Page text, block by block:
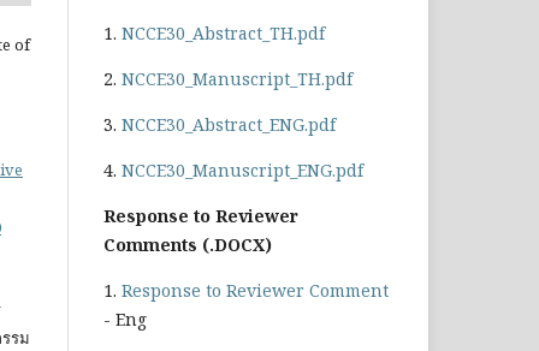
of
รม
1. NCCE30_Abstract_TH.pdf
2. NCCE30_Manuscript_TH.pdf
3. NCCE30_Abstract_ENG.pdf
4. NCCE30_Manuscript_ENG.pdf
Response to Reviewer
Comments (.DOCX)
1. Response to Reviewer Comment
- Eng